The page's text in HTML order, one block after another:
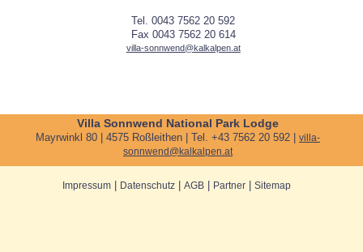
Tel. 0043 7562 20 592
Fax 0043 7562 20 614
villa-sonnwend@kalkalpen.at
Villa Sonnwend National Park Lodge
Mayrwinkl 80 | 4575 Roßleithen | Tel. +43 7562 20 592 |villa-
sonnwend@kalkalpen.at
Impressum| Datenschutz| AGB| Partner| Sitemap